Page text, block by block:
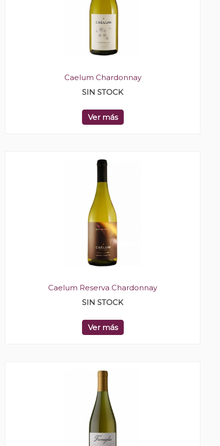
Caelum Chardonnay
SIN STOCK
Ver más
Caelum Reserva Chardonnay
SIN STOCK
Ver más